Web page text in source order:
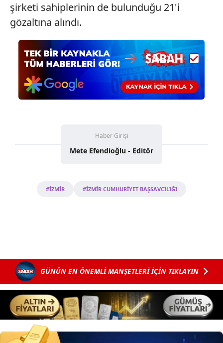
şirketi sahiplerinin de bulunduğu 21'i
gözaltına alındı.
Haber Girişi
Mete Efendioğlu - Editör
#İZMİR #İZMİR CUMHURİYET BAŞSAVCILIĞI
GÜNÜN EN ÖNEMLİ MANŞETLERİ İÇİN TIKLAYIN